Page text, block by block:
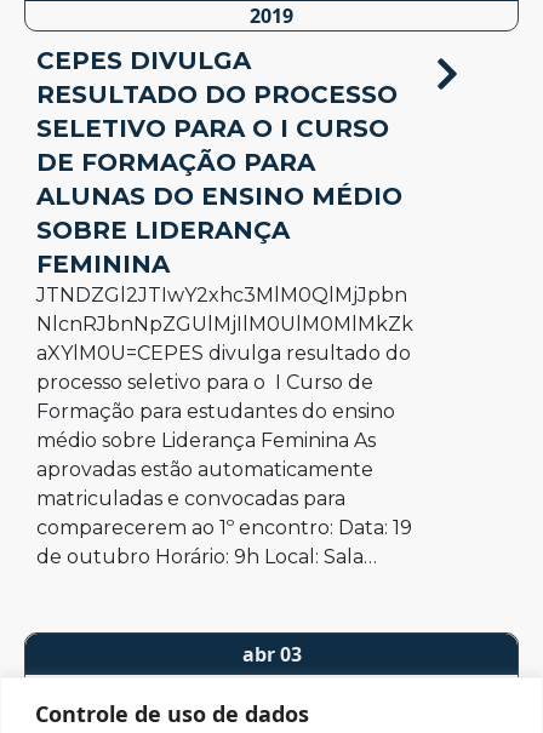
Controle de uso de dados
2019
CEPES DIVULGA
RESULTADO DO PROCESSO
SELETIVO PARA O I CURSO
DE FORMAÇÃO PARA
ALUNAS DO ENSINO MÉDIO
SOBRE LIDERANÇA
FEMININA
JTNDZGl2JTIwY2xhc3MlM0QlMjJpbn
NlcnRJbnNpZGUlMjIlM0UlM0MlMkZk
aXYlM0U=CEPES divulga resultado do
processo seletivo para o I Curso de
Formação para estudantes do ensino
médio sobre Liderança Feminina As
aprovadas estão automaticamente
matriculadas e convocadas para
comparecerem ao 1º encontro: Data: 19
de outubro Horário: 9h Local: Sala…
abr 03